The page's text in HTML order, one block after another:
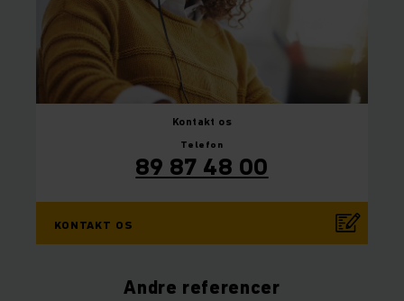
Kontakt os
Telefon
89 87 48 00
KONTAKT OS
Andre referencer